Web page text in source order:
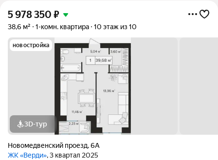
5 978 350 ₽
38,6 м² 1-комн. квартира 10 этаж из 10
новостройка
3D-тур
Новомедвенский проезд,6А
ЖК «Верди», 3 квартал 2025